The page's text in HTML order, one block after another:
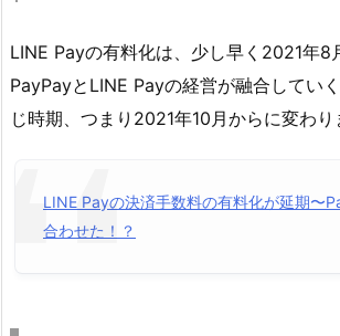
LINE Payの有料化は、少し早く2021年8
PayPayとLINE Payの経営が融合してい
じ時期、つまり2021年10月からに変わり
LINE Payの決済手数料の有料化が延期〜
合わせた！？